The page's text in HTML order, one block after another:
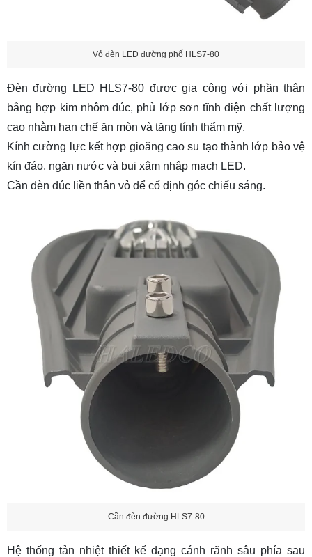
Vỏ đèn LED đường phố HLS7-80
Đèn đường LED HLS7-80 được gia công với phần thân
bằng hợp kim nhôm đúc, phủ lớp sơn tĩnh điện chất lượng
cao nhằm hạn chế ăn mòn và tăng tính thẩm mỹ.
Kính cường lực kết hợp gioăng cao su tạo thành lớp bảo vệ
kín đáo, ngăn nước và bụi xâm nhập mạch LED.
Cần đèn đúc liền thân vỏ để cố định góc chiếu sáng.
Cần đèn đường HLS7-80
Hệ thống tản nhiệt thiết kế dạng cánh rãnh sâu phía sau